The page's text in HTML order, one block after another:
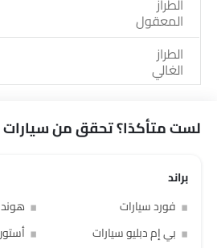
الطراز
المعقول
الطراز
الغالي
لست متأكدًا؟ تحقق من
براند
فورد سيارات
بي إم دبليو سيارات